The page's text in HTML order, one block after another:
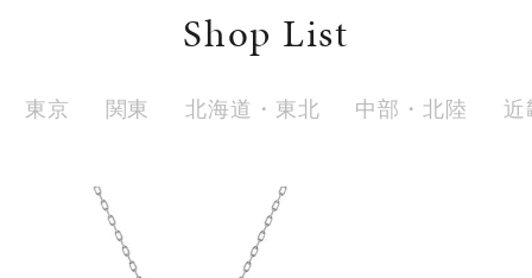
リングサイズ
Shop List
東京 関東 北海道・東北 中部・北陸 近